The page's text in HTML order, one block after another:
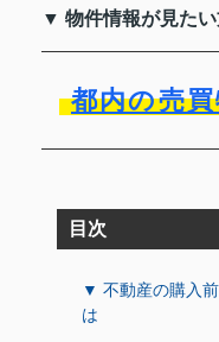
▼ 物件情報が見た
都内の売
目次
▼ 不動産の購入
は